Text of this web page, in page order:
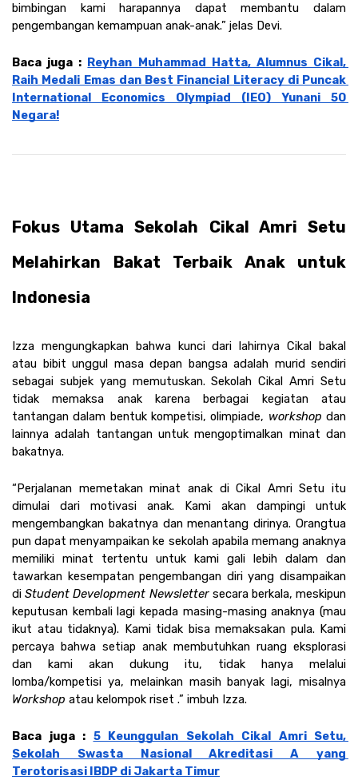
bimbingan kami harapannya dapat membantu dalam
pengembangan kemampuan anak-anak.” jelas Devi.
Baca juga : Reyhan Muhammad Hatta, Alumnus Cikal,
Raih Medali Emas dan Best Financial Literacy di Puncak
International Economics Olympiad (IEO) Yunani 50
Negara!
Fokus Utama Sekolah Cikal Amri Setu
Melahirkan Bakat Terbaik Anak untuk
Indonesia
Izza mengungkapkan bahwa kunci dari lahirnya Cikal bakal
atau bibit unggul masa depan bangsa adalah murid sendiri
sebagai subjek yang memutuskan. Sekolah Cikal Amri Setu
tidak memaksa anak karena berbagai kegiatan atau
tantangan dalam bentuk kompetisi, olimpiade, workshop dan
lainnya adalah tantangan untuk mengoptimalkan minat dan
bakatnya.
“Perjalanan memetakan minat anak di Cikal Amri Setu itu
dimulai dari motivasi anak. Kami akan dampingi untuk
mengembangkan bakatnya dan menantang dirinya. Orangtua
pun dapat menyampaikan ke sekolah apabila memang anaknya
memiliki minat tertentu untuk kami gali lebih dalam dan
tawarkan kesempatan pengembangan diri yang disampaikan
di Student Development Newsletter secara berkala, meskipun
keputusan kembali lagi kepada masing-masing anaknya (mau
ikut atau tidaknya). Kami tidak bisa memaksakan pula. Kami
percaya bahwa setiap anak membutuhkan ruang eksplorasi
dan kami akan dukung itu, tidak hanya melalui
Workshop atau kelompok riset .” imbuh Izza.
Baca juga : 5 Keunggulan Sekolah Cikal Amri Setu,
Sekolah Swasta Nasional Akreditasi A yang
Terotorisasi IBDP di Jakarta Timur